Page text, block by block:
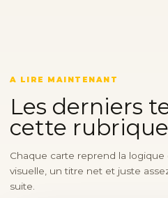
A LIRE MAINTENANT
Les derniers
cette rubrique
Chaque carte reprend la
visuelle, un titre net et juste
suite.